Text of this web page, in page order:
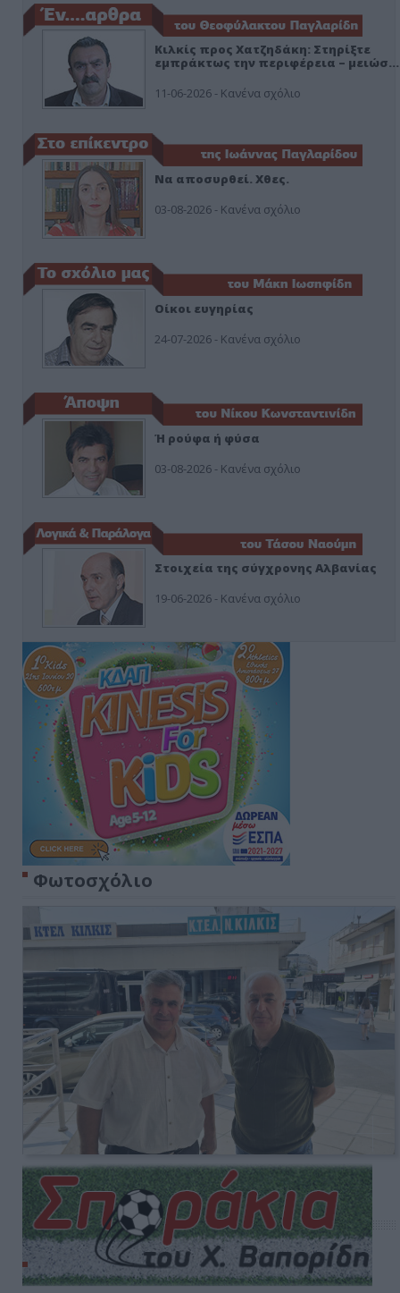
Κιλκίς προς Χατζηδάκη: Στηρίξτε
εμπράκτως την περιφέρεια – μειώσ…
11-06-2026 - Κανένα σχόλιο
Να αποσυρθεί. Χθες.
03-08-2026 - Κανένα σχόλιο
Οίκοι ευγηρίας
24-07-2026 - Κανένα σχόλιο
Ή ρούφα ή φύσα
03-08-2026 - Κανένα σχόλιο
Στοιχεία της σύγχρονης Αλβανίας
19-06-2026 - Κανένα σχόλιο
Φωτοσχόλιο